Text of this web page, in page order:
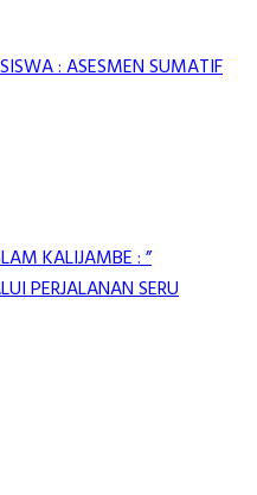
: ASESMEN SUMATIF
KALIJAMBE : ”
PERJALANAN SERU